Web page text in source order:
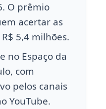
O prêmio
acertar as
5,4 milhões.
no Espaço da
com
pelos canais
YouTube.